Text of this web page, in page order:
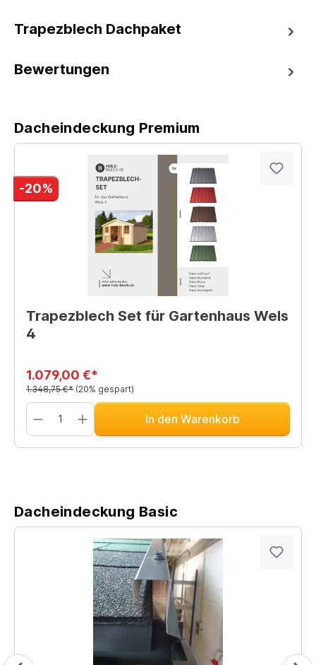
Trapezblech Dachpaket
Bewertungen
Dacheindeckung Premium
-20%
Trapezblech Set für Gartenhaus Wels
4
1.079,00 €*
1.348,75 €* (20% gespart)
In den Warenkorb
Dacheindeckung Basic